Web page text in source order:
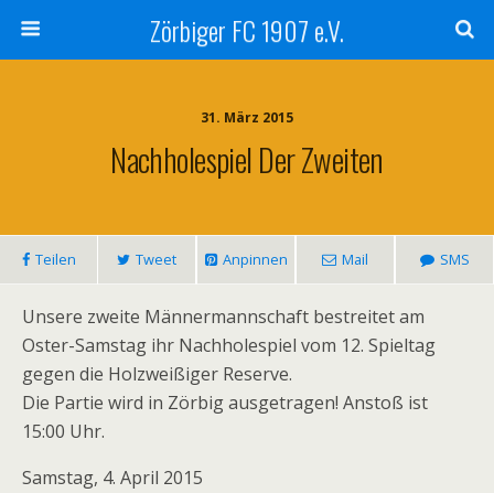
Zörbiger FC 1907 e.V.
31. März 2015
Nachholespiel Der Zweiten
Teilen Tweet Anpinnen Mail SMS
Unsere zweite Männermannschaft bestreitet am
Oster-Samstag ihr Nachholespiel vom 12. Spieltag
gegen die Holzweißiger Reserve.
Die Partie wird in Zörbig ausgetragen! Anstoß ist
15:00 Uhr.
Samstag, 4. April 2015